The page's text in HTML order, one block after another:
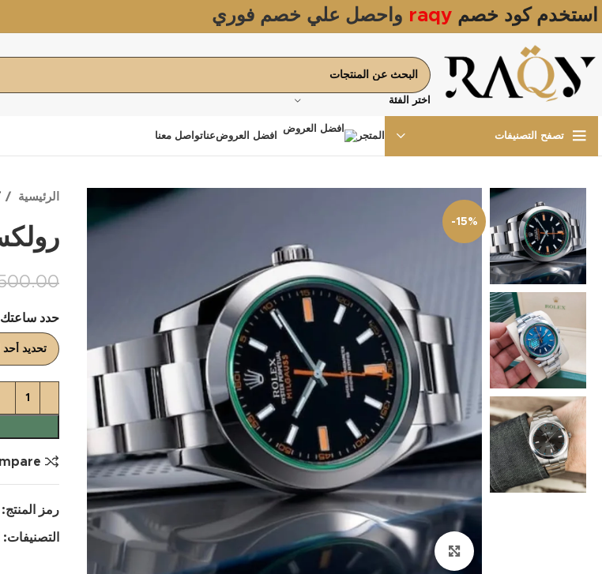
استخدم كود خصم raqy واحصل علي خصم فوري
اختر الفئة
تصفح التصنيفات المتجر افضل العروضعناتواصل معنا
-15%
اضغط للتكبير
الرئيسية
حدد ساعتك
رمز المنتج:
التصنيفات: